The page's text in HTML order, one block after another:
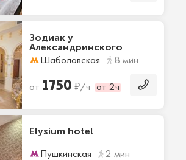
Зодиак у
Александринского
дворца
Шаболовская 8 мин
от 1750 ₽/ч от 2ч
Elysium hotel
Пушкинская 2 мин